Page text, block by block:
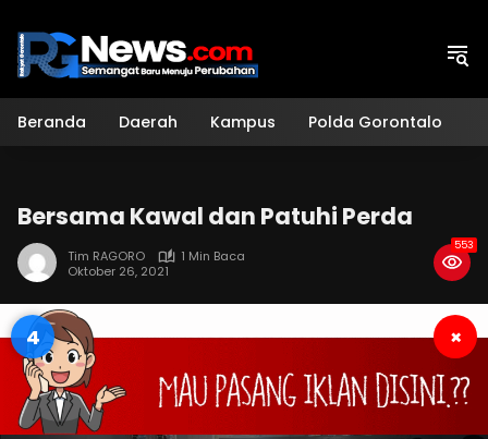
konten
Beranda Daerah Kampus Polda Gorontalo
Bersama Kawal dan Patuhi Perda
Tim RAGORO
1 Min Baca
Oktober 26, 2021
553
3 ×